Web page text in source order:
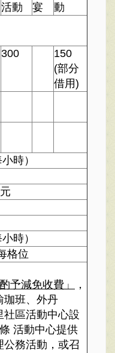
活動 宴
動
300
150
(部分
借用)
時）
元
時）
格位
予減免收費」
，
珈班、外丹
區活動中心設
活動中心提供
公務活動，或召